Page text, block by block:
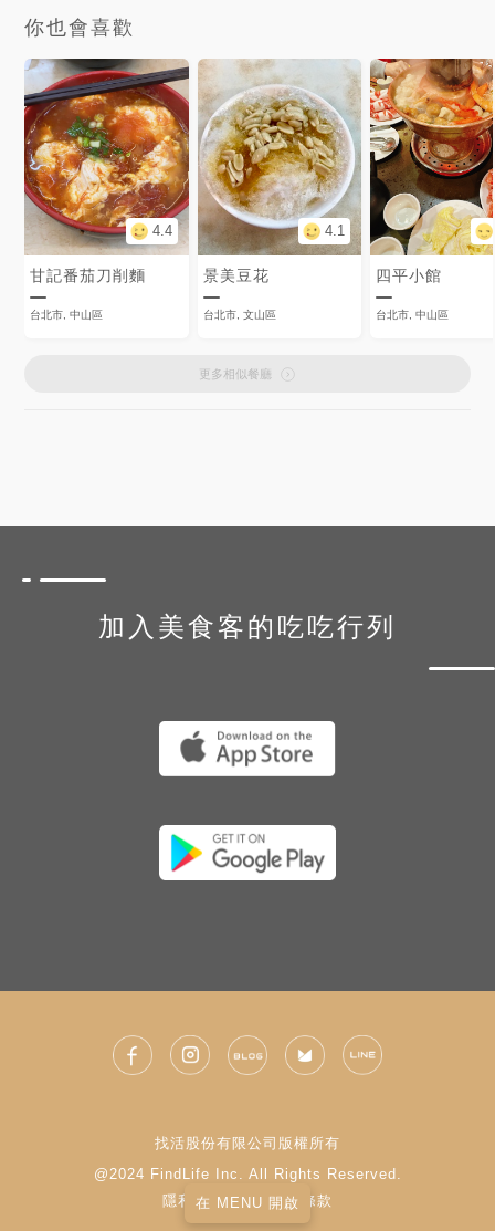
你也會喜歡
4.4
甘記番茄刀削麵
台北市, 中山區
4.1
景美豆花
台北市, 文山區
四平小館
台北市, 中山區
更多相似餐廳
在 MENU 開啟
加入美食客的吃吃行列
找活股份有限公司版權所有
@2024 FindLife Inc. All Rights Reserved.
隱私權政策
| 使用條款